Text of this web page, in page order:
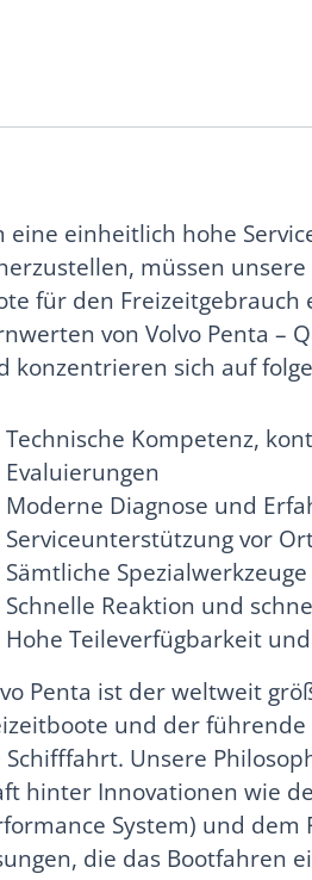
eine einheitlich hohe
müssen
für den
von Volvo Penta –
konzentrieren sich auf
Technische Kompetenz,
Evaluierungen
Moderne Diagnose und
Serviceunterstützung vor
Sämtliche Spezialwerkzeuge
Schnelle Reaktion und
Hohe Teileverfügbarkeit
Penta ist der weltweit
und der
Schifffahrt. Unsere
hinter Innovationen wie
System) und dem
die das Bootfahren